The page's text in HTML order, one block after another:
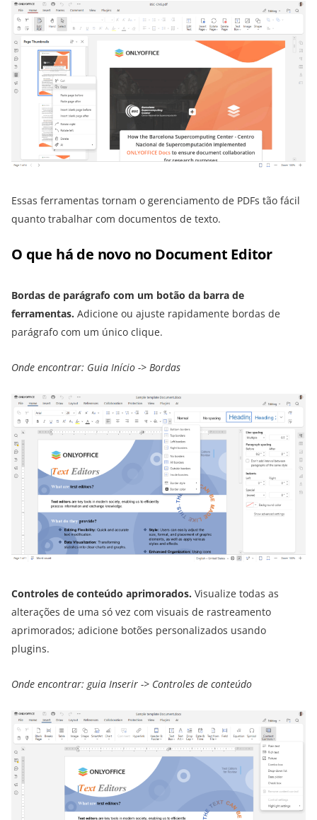
Essas ferramentas tornam o gerenciamento de PDFs tão fácil
quanto trabalhar com documentos de texto.
O que há de novo no Document Editor
Bordas de parágrafo com um botão da barra de
ferramentas. Adicione ou ajuste rapidamente bordas de
parágrafo com um único clique.
Onde encontrar: Guia Início -> Bordas
Controles de conteúdo aprimorados. Visualize todas as
alterações de uma só vez com visuais de rastreamento
aprimorados; adicione botões personalizados usando
plugins.
Onde encontrar: guia Inserir -> Controles de conteúdo